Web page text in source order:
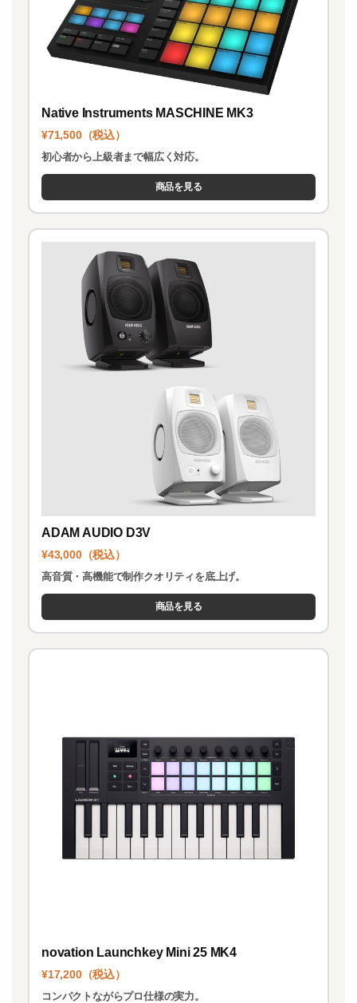
Native Instruments MASCHINE MK3
¥71,500（税込）
初心者から上級者まで幅広く対応。
商品を見る
ADAM AUDIO D3V
¥43,000（税込）
高音質・高機能で制作クオリティを底上げ。
商品を見る
novation Launchkey Mini 25 MK4
¥17,200（税込）
コンパクトながらプロ仕様の実力。